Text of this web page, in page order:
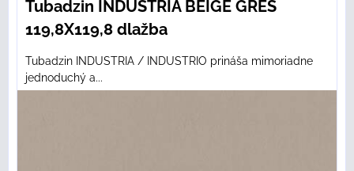
Tubadzin INDUSTRIA BEIGE GRES
119,8X119,8 dlažba
Tubadzin INDUSTRIA / INDUSTRIO prináša mimoriadne
jednoduchý a...